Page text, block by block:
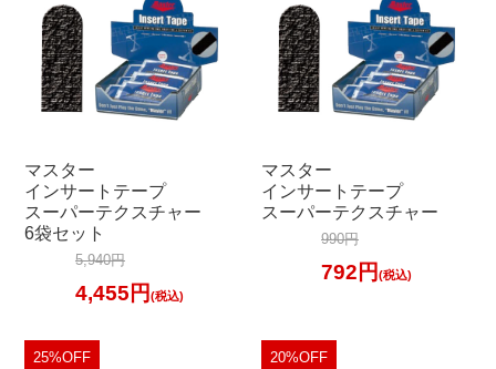
マスター
インサートテープ
スーパーテクスチャー
6袋セット
5,940円
4,455円 (税込)
マスター
インサートテープ
スーパーテクスチャー
990円
792円(税込)
25%OFF 20%OFF